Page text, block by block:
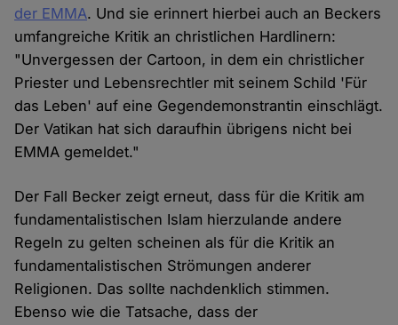
der EMMA. Und sie erinnert hierbei auch an Beckers
umfangreiche Kritik an christlichen Hardlinern:
"Unvergessen der Cartoon, in dem ein christlicher
Priester und Lebensrechtler mit seinem Schild 'Für
das Leben' auf eine Gegendemonstrantin einschlägt.
Der Vatikan hat sich daraufhin übrigens nicht bei
EMMA gemeldet."
Der Fall Becker zeigt erneut, dass für die Kritik am
fundamentalistischen Islam hierzulande andere
Regeln zu gelten scheinen als für die Kritik an
fundamentalistischen Strömungen anderer
Religionen. Das sollte nachdenklich stimmen.
Ebenso wie die Tatsache, dass der